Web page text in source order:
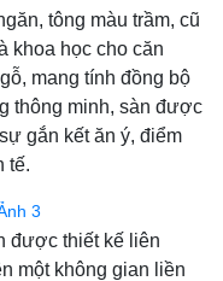
tông màu trầm, cũ
khoa học cho căn
mang tính đồng bộ
thông minh, sàn được
gắn kết ăn ý, điểm
tế.
được thiết kế liên
một không gian liền